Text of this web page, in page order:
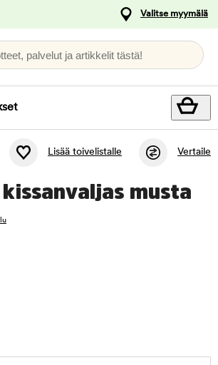
Valitse myymälä
palvelut ja artikkelit tästä!
Lisää toivelistalle Vertaile
musta